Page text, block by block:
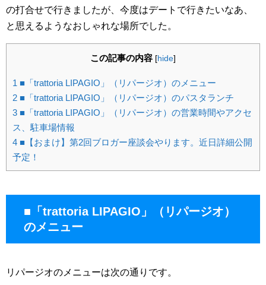
の打合せで行きましたが、今度はデートで行きたいなあ、
と思えるようなおしゃれな場所でした。
この記事の内容 [hide]
1 ■「trattoria LIPAGIO」（リパージオ）のメニュー
2 ■「trattoria LIPAGIO」（リパージオ）のパスタランチ
3 ■「trattoria LIPAGIO」（リパージオ）の営業時間やアクセ
ス、駐車場情報
4 ■【おまけ】第2回ブロガー座談会やります。近日詳細公開
予定！
■「trattoria LIPAGIO」（リパージオ）
のメニュー
リパージオのメニューは次の通りです。